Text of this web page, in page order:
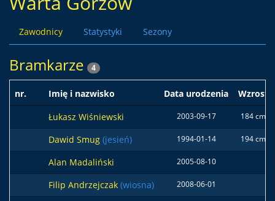
Zawodnicy Statystyki Sezony
Bramkarze 4
nr. Imię i nazwisko Data urodzenia
Wzrost
Łukasz Wiśniewski
2003-09-17 184 cm
Dawid Smug (jesień) 1994-01-14 194 cm
Alan Madaliński 2005-08-10
Filip Andrzejczak (wiosna) 2008-06-01